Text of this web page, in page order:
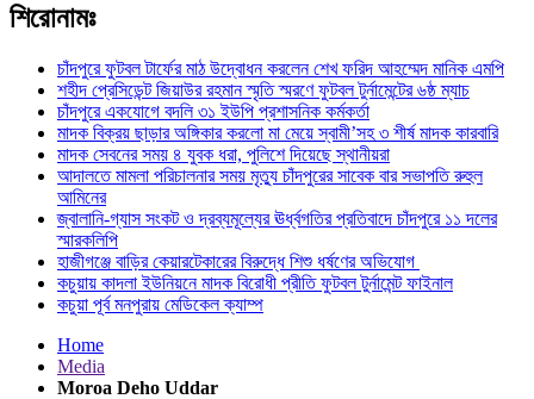
শিরোনামঃ
চাঁদপুরে ফুটবল টার্ফের মাঠ উদ্বোধন করলেন শেখ ফরিদ আহম্মেদ মানিক এমপি
শহীদ প্রেসিডেন্ট জিয়াউর রহমান স্মৃতি স্মরণে ফুটবল টুর্নামেন্টের ৬ষ্ঠ ম্যাচ
চাঁদপুরে একযোগে বদলি ৩১ ইউপি প্রশাসনিক কর্মকর্তা
মাদক বিক্রয় ছাড়ার অঙ্গিকার করলো মা মেয়ে স্বামী’সহ ৩ শীর্ষ মাদক কারবারি
মাদক সেবনের সময় ৪ যুবক ধরা, পুলিশে দিয়েছে স্থানীয়রা
আদালতে মামলা পরিচালনার সময় মৃত্যু চাঁদপুরের সাবেক বার সভাপতি রুহুল
আমিনের
জ্বালানি-গ্যাস সংকট ও দ্রব্যমূল্যের ঊর্ধ্বগতির প্রতিবাদে চাঁদপুরে ১১ দলের
স্মারকলিপি
হাজীগঞ্জে বাড়ির কেয়ারটেকারের বিরুদ্ধে শিশু ধর্ষণের অভিযোগ
কচুয়ায় কাদলা ইউনিয়নে মাদক বিরোধী প্রীতি ফুটবল টুর্নামেন্ট ফাইনাল
কচুয়া পূর্ব মনপুরায় মেডিকেল ক্যাম্প
Home
Media
Moroa Deho Uddar